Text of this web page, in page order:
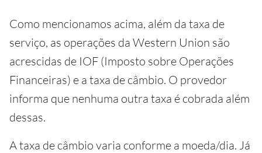
Como mencionamos acima, além da taxa de
serviço, as operações da Western Union são
acrescidas de IOF (Imposto sobre Operações
Financeiras) e a taxa de câmbio. O provedor
informa que nenhuma outra taxa é cobrada além
dessas.
A taxa de câmbio varia conforme a moeda/dia. Já